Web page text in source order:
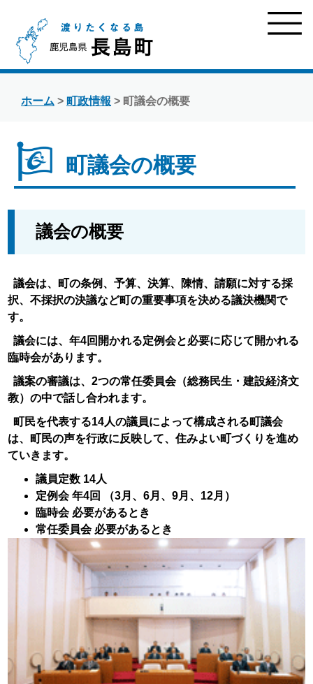
ホーム > 町政情報 > 町議会の概要
町議会の概要
議会の概要
議会は、町の条例、予算、決算、陳情、請願に対する採
択、不採択の決議など町の重要事項を決める議決機関で
す。
議会には、年4回開かれる定例会と必要に応じて開かれる
臨時会があります。
議案の審議は、2つの常任委員会（総務民生・建設経済文
教）の中で話し合われます。
町民を代表する14人の議員によって構成される町議会
は、町民の声を行政に反映して、住みよい町づくりを進め
ていきます。
議員定数 14人
定例会 年4回 （3月、6月、9月、12月）
臨時会 必要があるとき
常任委員会 必要があるとき